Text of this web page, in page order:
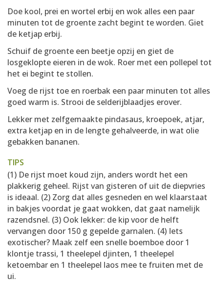
Doe kool, prei en wortel erbij en wok alles een paar
minuten tot de groente zacht begint te worden. Giet
de ketjap erbij.
Schuif de groente een beetje opzij en giet de
losgeklopte eieren in de wok. Roer met een pollepel tot
het ei begint te stollen.
Voeg de rijst toe en roerbak een paar minuten tot alles
goed warm is. Strooi de selderijblaadjes erover.
Lekker met zelfgemaakte pindasaus, kroepoek, atjar,
extra ketjap en in de lengte gehalveerde, in wat olie
gebakken bananen.
TIPS
(1) De rijst moet koud zijn, anders wordt het een
plakkerig geheel. Rijst van gisteren of uit de diepvries
is ideaal. (2) Zorg dat alles gesneden en wel klaarstaat
in bakjes voordat je gaat wokken, dat gaat namelijk
razendsnel. (3) Ook lekker: de kip voor de helft
vervangen door 150 g gepelde garnalen. (4) Iets
exotischer? Maak zelf een snelle boemboe door 1
klontje trassi, 1 theelepel djinten, 1 theelepel
ketoembar en 1 theelepel laos mee te fruiten met de
ui.